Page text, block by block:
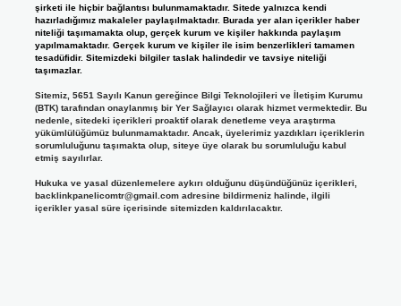
şirketi ile hiçbir bağlantısı bulunmamaktadır. Sitede yalnızca kendi
hazırladığımız makaleler paylaşılmaktadır. Burada yer alan içerikler haber
niteliği taşımamakta olup, gerçek kurum ve kişiler hakkında paylaşım
yapılmamaktadır. Gerçek kurum ve kişiler ile isim benzerlikleri tamamen
tesadüfidir. Sitemizdeki bilgiler taslak halindedir ve tavsiye niteliği
taşımazlar.
Sitemiz, 5651 Sayılı Kanun gereğince Bilgi Teknolojileri ve İletişim Kurumu
(BTK) tarafından onaylanmış bir Yer Sağlayıcı olarak hizmet vermektedir. Bu
nedenle, sitedeki içerikleri proaktif olarak denetleme veya araştırma
yükümlülüğümüz bulunmamaktadır. Ancak, üyelerimiz yazdıkları içeriklerin
sorumluluğunu taşımakta olup, siteye üye olarak bu sorumluluğu kabul
etmiş sayılırlar.
Hukuka ve yasal düzenlemelere aykırı olduğunu düşündüğünüz içerikleri,
backlinkpanelicomtr@gmail.comadresine bildirmeniz halinde, ilgili
içerikler yasal süre içerisinde sitemizden kaldırılacaktır.